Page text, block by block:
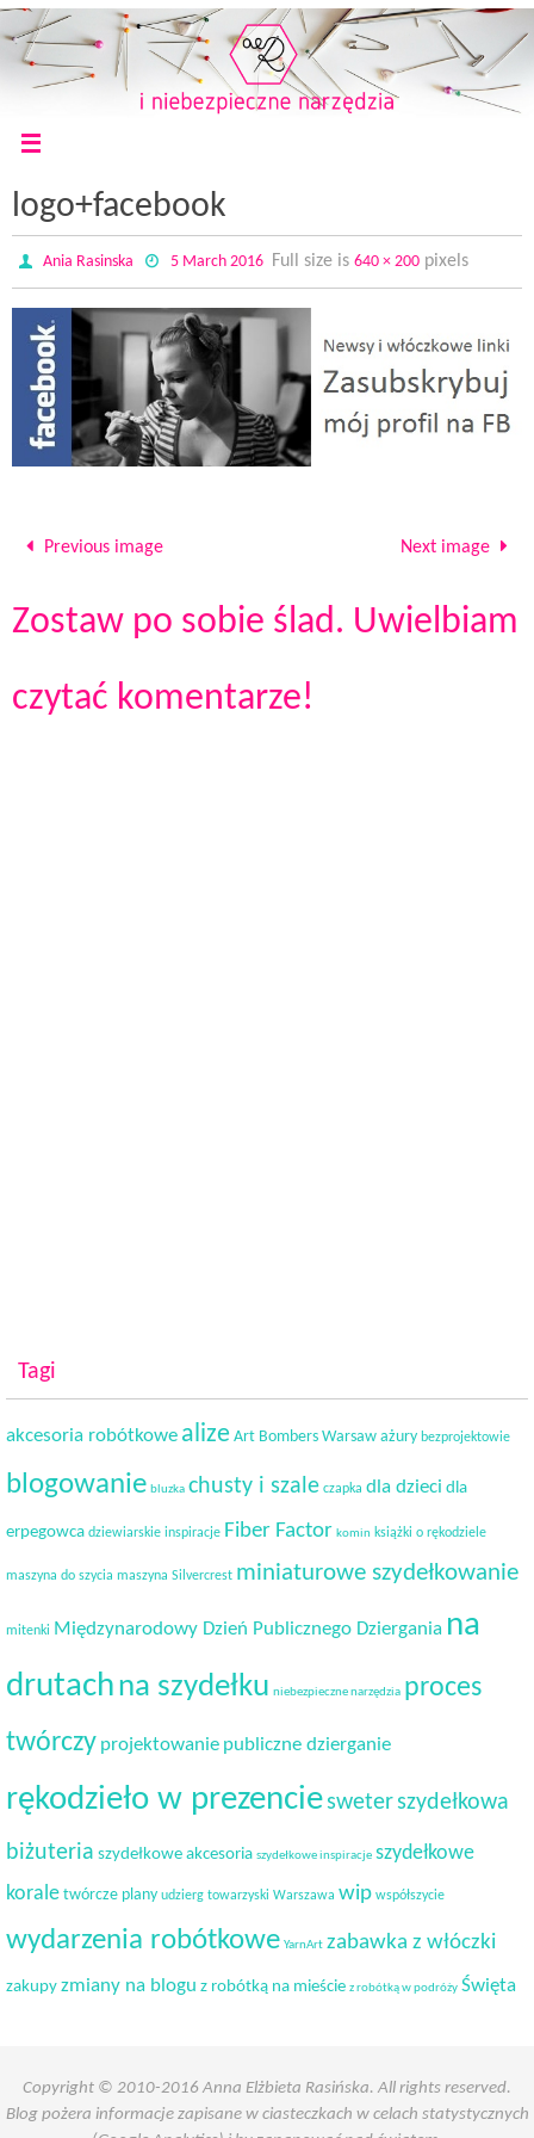
logo+facebook
Ania Rasinska 5 March 2016 Full size is 640 × 200pixels
Previous image Next image
Zostaw po sobie ślad. Uwielbiam
czytać komentarze!
Tagi
akcesoria robótkowe alize Art Bombers Warsaw ażury bezprojektowie
blogowanie bluzka chusty i szale czapka dla dzieci dla
erpegowca dziewiarskie inspiracje Fiber Factor komin książki o rękodziele
maszyna do szycia maszyna Silvercrest miniaturowe szydełkowanie
mitenki Międzynarodowy Dzień Publicznego Dziergania na
drutachna szydełku niebezpieczne narzędzia proces
twórczy projektowanie publiczne dzierganie
rękodzieło w prezenciesweterszydełkowa
biżuteria szydełkowe akcesoria szydełkowe inspiracje szydełkowe
korale twórcze plany udzierg towarzyski Warszawa wip współszycie
wydarzenia robótkowe YarnArt zabawka z włóczki
zakupy zmiany na blogu z robótką na mieście z robótką w podróży Święta
Copyright © 2010-2016 Anna Elżbieta Rasińska. All rights reserved.
Blog pożera informacje zapisane w ciasteczkach w celach statystycznych